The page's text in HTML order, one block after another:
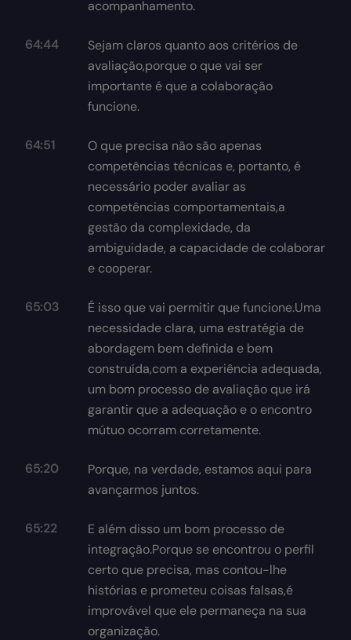
acompanhamento.
64:44
Sejam claros quanto aos critérios de
avaliação,porque o que vai ser
importante é que a colaboração
funcione.
64:51
O que precisa não são apenas
competências técnicas e, portanto, é
necessário poder avaliar as
competências comportamentais,a
gestão da complexidade, da
ambiguidade, a capacidade de colaborar
e cooperar.
65:03
É isso que vai permitir que funcione.Uma
necessidade clara, uma estratégia de
abordagem bem definida e bem
construída,com a experiência adequada,
um bom processo de avaliação que irá
garantir que a adequação e o encontro
mútuo ocorram corretamente.
65:20
Porque, na verdade, estamos aqui para
avançarmos juntos.
65:22
E além disso um bom processo de
integração.Porque se encontrou o perfil
certo que precisa, mas contou-lhe
histórias e prometeu coisas falsas,é
improvável que ele permaneça na sua
organização.